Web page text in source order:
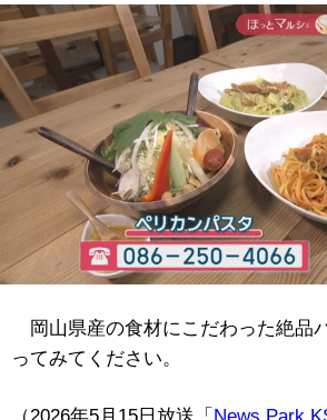
岡山県産の食材にこだわった絶品
ってみてください。